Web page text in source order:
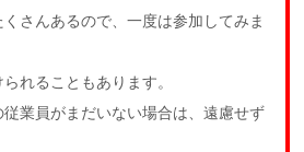
さんあるので、一度は参加してみま
れることもあります。
従業員がまだいない場合は、遠慮せず